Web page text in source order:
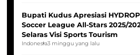
Bupati Kudus Apresiasi
Soccer League All-Stars 2025/
Selaras Visi Sports Tourism
Indonesia3 minggu yang lalu